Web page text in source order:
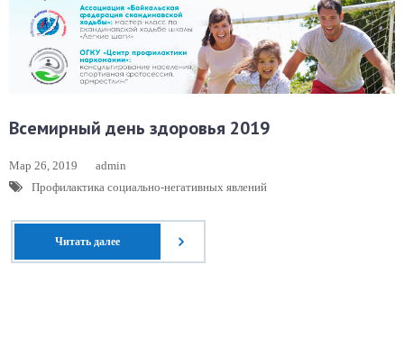
Всемирный день здоровья 2019
Мар 26, 2019
admin
Профилактика социально-негативных явлений
Читать далее